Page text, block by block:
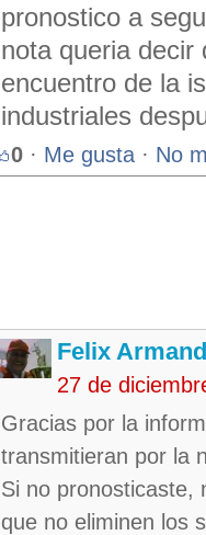
pronostico a
nota queria decir
encuentro de la
industriales
0 · Me gusta · No
Felix
27 de
Gracias por la
transmitieran por la
Si no pronosticaste,
que no eliminen los